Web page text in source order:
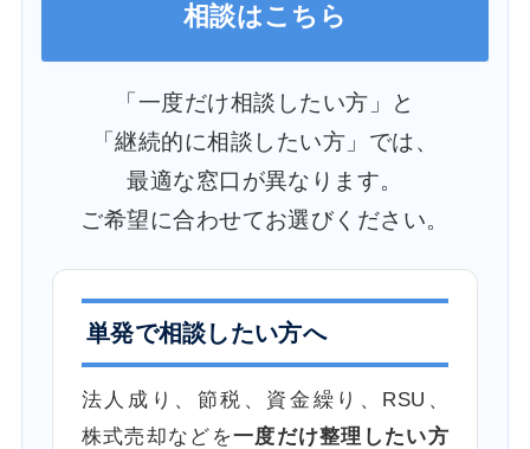
相談はこちら
「一度だけ相談したい方」と
「継続的に相談したい方」では、
最適な窓口が異なります。
ご希望に合わせてお選びください。
単発で相談したい方へ
法人成り、節税、資金繰り、RSU、
株式売却などを一度だけ整理したい方